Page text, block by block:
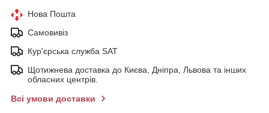
Нова Пошта
Самовивіз
Кур'єрська служба SAT
Щотижнева доставка до Києва, Дніпра, Львова та інших
обласних центрів.
Всі умови доставки